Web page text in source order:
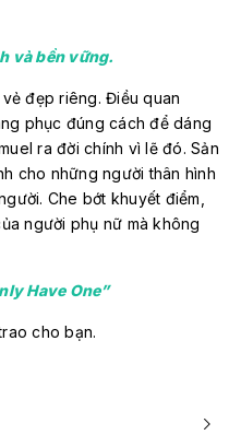
và bền vững.
đẹp riêng. Điều quan
phục đúng cách để dáng
ra đời chính vì lẽ đó. Sản
cho những người thân hình
Che bớt khuyết điểm,
người phụ nữ mà không
Have One”
cho bạn.